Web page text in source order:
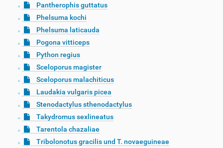
Pantherophis guttatus
Phelsuma kochi
Phelsuma laticauda
Pogona vitticeps
Python regius
Sceloporus magister
Sceloporus malachiticus
Laudakia vulgaris picea
Stenodactylus sthenodactylus
Takydromus sexlineatus
Tarentola chazaliae
Tribolonotus gracilis und T. novaeguineae